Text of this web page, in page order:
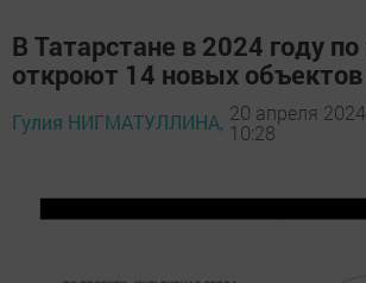
В Татарстане в 2024 году
откроют 14 новых
Гулия НИГМАТУЛЛИНА, 20 апреля
10:28